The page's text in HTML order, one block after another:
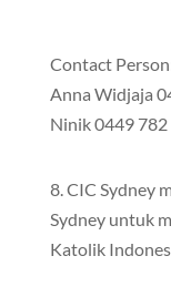
Contact
Anna Widjaja
Ninik 0449 782
8. CIC Sydney
Sydney untuk
Katolik